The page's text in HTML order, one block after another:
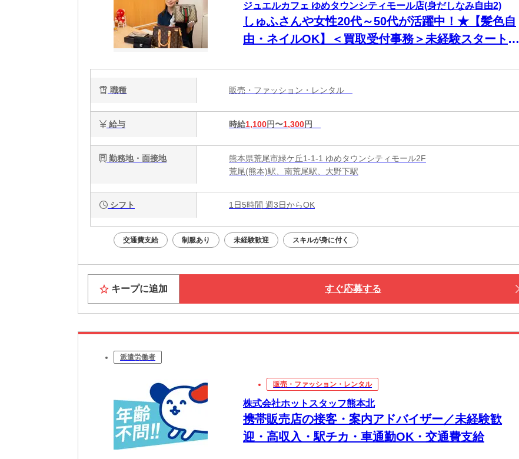
ジュエルカフェ ゆめタウンシティモール店(身だしなみ自由2)
しゅふさんや女性20代～50代が活躍中！★【髪色自
由・ネイルOK】＜買取受付事務＞未経験スタートが
職種 販売・ファッション・レンタル
給与 時給1,100円〜1,300円
勤務地・面接地
熊本県荒尾市緑ケ丘1-1-1 ゆめタウンシティモール2F
荒尾(熊本)駅、南荒尾駅、大野下駅
シフト 1日5時間 週3日からOK
交通費支給 制服あり 未経験歓迎 スキルが身に付く
キープに追加 すぐ応募する
派遣労働者
販売・ファッション・レンタル
株式会社ホットスタッフ熊本北
携帯販売店の接客・案内アドバイザー／未経験歓
迎・高収入・駅チカ・車通勤OK・交通費支給